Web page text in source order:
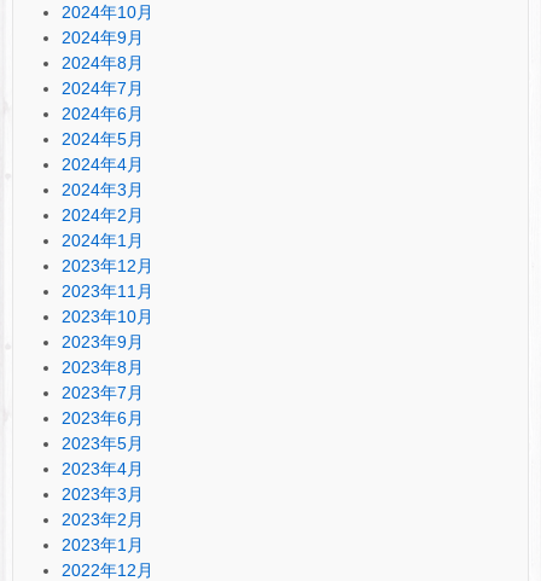
2024年10月
2024年9月
2024年8月
2024年7月
2024年6月
2024年5月
2024年4月
2024年3月
2024年2月
2024年1月
2023年12月
2023年11月
2023年10月
2023年9月
2023年8月
2023年7月
2023年6月
2023年5月
2023年4月
2023年3月
2023年2月
2023年1月
2022年12月